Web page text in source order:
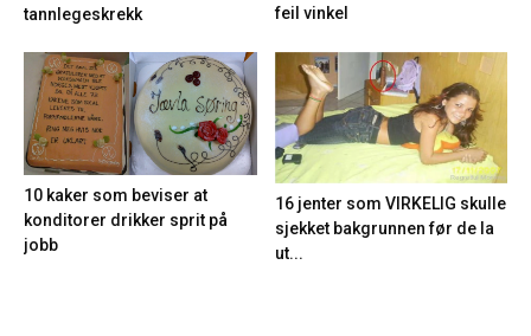
tannlegeskrekk
feil vinkel
10 kaker som beviser at
konditorer drikker sprit på
jobb
16 jenter som VIRKELIG skulle
sjekket bakgrunnen før de la
ut...